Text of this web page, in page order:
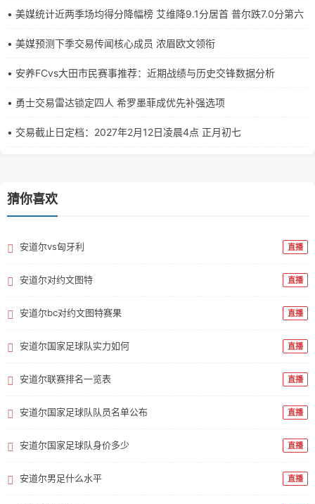
• 美媒统计近两季场均得分降幅榜 艾维降9.1分居首 普尔跌7.0分第六
• 美媒预测下季交易传闻核心成员 浓眉欧文领衔
• 安养FCvs大田市民赛事推荐：近期战绩与历史交锋数据分析
• 勇士交易雷达锁定四人 希罗墨菲成优先补强选项
• 交易截止日定档：2027年2月12日凌晨4点 正月初七
猜你喜欢
安道尔vs匈牙利 直播
安道尔对约文图特 直播
安道尔bc对约文图特赛果 直播
安道尔国家足球队实力如何 直播
安道尔联赛排名一览表 直播
安道尔国家足球队队员名单公布 直播
安道尔国家足球队身价多少 直播
安道尔男足什么水平 直播